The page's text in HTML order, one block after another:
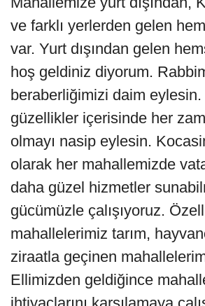
ve farklı yerlerden gelen
var. Yurt dışından gelen
hoş geldiniz diyorum.
beraberliğimizi daim
güzellikler içerisinde her
olmayı nasip eylesin.
olarak her mahallemizde
daha güzel hizmetler
gücümüzle çalışıyoruz.
mahallelerimiz tarım,
ziraatla geçinen
Ellimizden geldiğince